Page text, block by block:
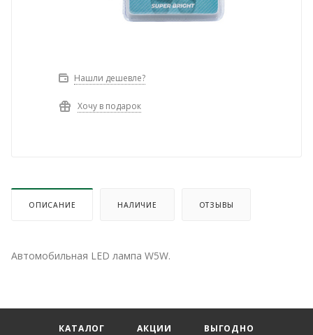
Нашли дешевле?
Хочу в подарок
ОПИСАНИЕ НАЛИЧИЕ ОТЗЫВЫ
Автомобильная LED лампа W5W.
КАТАЛОГ АКЦИИ
ВЫГОДНО